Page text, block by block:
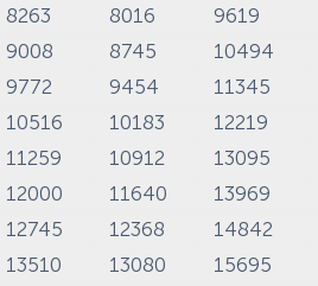
8263 8016 9619
9008 8745 10494
9772 9454 11345
10516 10183 12219
11259 10912 13095
12000 11640 13969
12745 12368 14842
13510 13080 15695